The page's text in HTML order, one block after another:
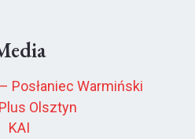
Posłaniec Warmiński
Olsztyn
KAI